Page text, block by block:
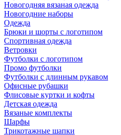
Новогодняя вязаная одежда
Новогодние наборы
Одежда
Брюки и шорты с логотипом
Спортивная одежда
Ветровки
Футболки с логотипом
Промо футболки
Футболки с длинным рукавом
Офисные рубашки
Флисовые куртки и кофты
Детская одежда
Вязаные комплекты
Шарфы
Трикотажные шапки